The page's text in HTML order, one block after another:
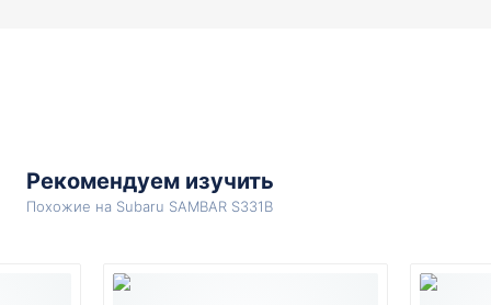
Рекомендуем изучить
Похожие на Subaru SAMBAR S331B